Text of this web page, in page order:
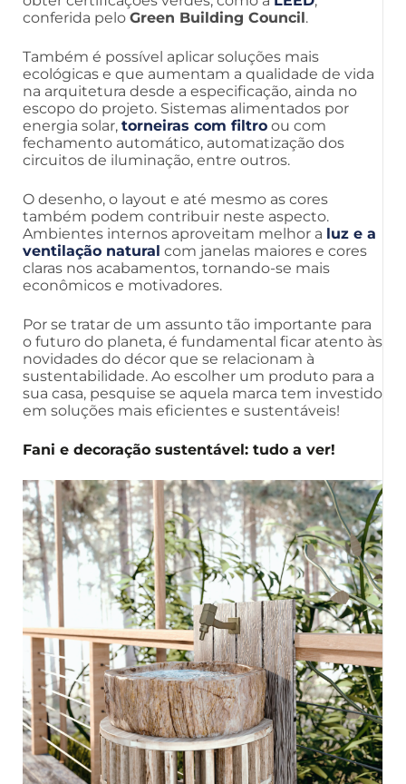
conferida pelo Green Building Council.
Também é possível aplicar soluções mais
ecológicas e que aumentam a qualidade de vida
na arquitetura desde a especificação, ainda no
escopo do projeto. Sistemas alimentados por
energia solar, torneiras com filtro ou com
fechamento automático, automatização dos
circuitos de iluminação, entre outros.
O desenho, o layout e até mesmo as cores
também podem contribuir neste aspecto.
Ambientes internos aproveitam melhor a luz e a
ventilação natural com janelas maiores e cores
claras nos acabamentos, tornando-se mais
econômicos e motivadores.
Por se tratar de um assunto tão importante para
o futuro do planeta, é fundamental ficar atento às
novidades do décor que se relacionam à
sustentabilidade. Ao escolher um produto para a
sua casa, pesquise se aquela marca tem investido
em soluções mais eficientes e sustentáveis!
Fani e decoração sustentável: tudo a ver!